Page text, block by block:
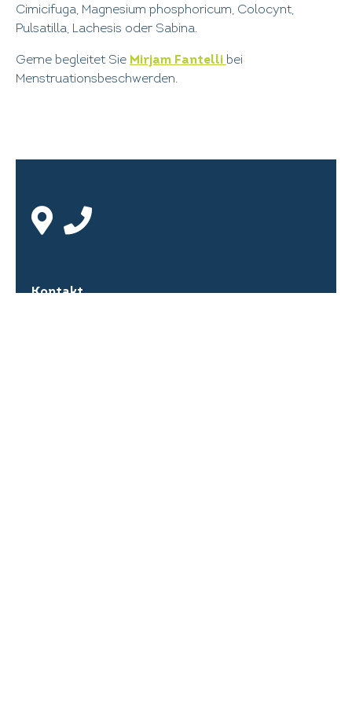
Cimicifuga, Magnesium phosphoricum, Colocynt,
Pulsatilla, Lachesis oder Sabina.
Gerne begleitet Sie Mirjam Fantelli bei
Menstruationsbeschwerden.
Kontakt